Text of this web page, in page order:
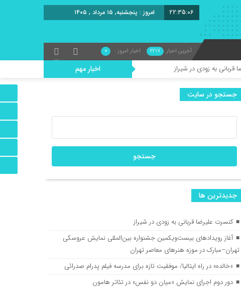
22:35:07 برابر با : Thursday - 6 August - 2026
آخرین اخبار 2217 اخبار امروز : 0
اخبار مهم شیراز
بین‌المللی نمایش عروسکی تهران–مبارک در موزه هنرهای معاصر تهران
برای مدرسه فیلم پدرام صدرائی
پوستر نمایش «وانیا و سونیا و ماشا و اسپایک» رونمایی شد
«مده‌آ اجرا نمی‌شود! خب چیکار کنم؟» نقاشی زنده خلق می‌کند.
حوزه هنری می‌آید/ روایتی نمادین از آزادگی برای مخاطب کودک و نوجوان
جستجو در سایت
جديدترين ها
کنسرت علیرضا قربانی به زودی در شیراز
آغاز رویدادهای بیست‌ویکمین جشنواره بین‌المللی نمایش عروسکی
تهران–مبارک در موزه هنرهای معاصر تهران
«خالده» در راه ایتالیا/ موفقیت تازه برای مدرسه فیلم پدرام صدرائی
دور دوم اجرای نمایش «میان دو نفس» در تئاتر هامون